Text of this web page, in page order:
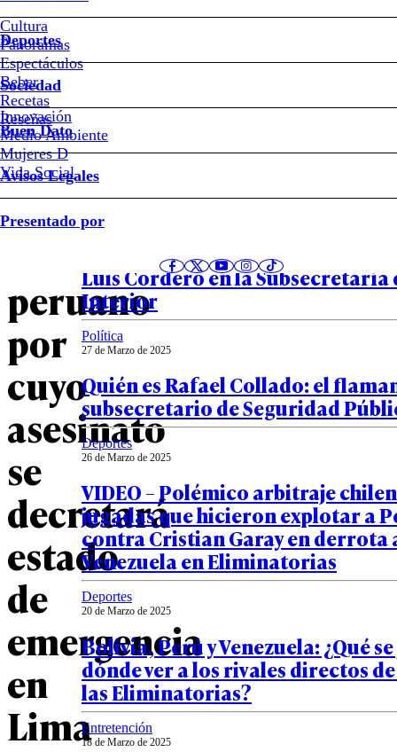
Cultura
Panoramas
Espectáculos
Beber
Recetas
Reseñas
Deportes
Sociedad
Innovación
Medio Ambiente
Mujeres D
Vida Social
Buen Dato
Avisos Legales
Presentado por
Quién
era
Paul
Flores,
el
peruano
por
cuyo
asesinato
se
decretará
estado
de
emergencia
en
Lima
Notas relacionadas
27 de Marzo de 2025
Quién es Víctor Ramos, el
Luis Cordero en la Subsecretaría
Interior
Política
27 de Marzo de 2025
Quién es Rafael Collado: el
subsecretario de Seguridad
Deportes
26 de Marzo de 2025
VIDEO – Polémico arbitraje
jugadas que hicieron explotar a
contra Cristian Garay en derrota
Venezuela en Eliminatorias
Deportes
20 de Marzo de 2025
Bolivia, Perú y Venezuela: ¿Qué
dónde ver a los rivales directos
las Eliminatorias?
Entretención
18 de Marzo de 2025